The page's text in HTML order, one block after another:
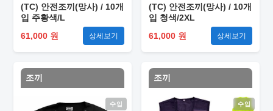
(TC) 안전조끼(망사) / 10개
입 주황색/L
61,000 원
상세보기
(TC) 안전조끼(망사) / 10개
입 청색/2XL
61,000 원
상세보기
조끼
수입
조끼
수입